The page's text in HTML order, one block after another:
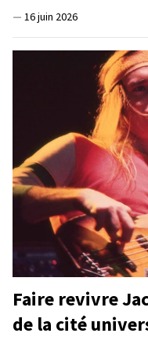
— 16 juin 2026
Faire revivre
de la cité